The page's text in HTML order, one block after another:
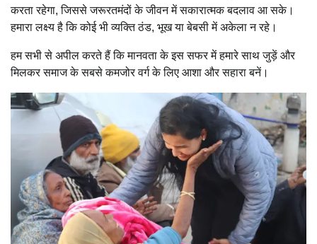
करता रहेगा, जिससे जरूरतमंदों के जीवन में सकारात्मक बदलाव आ सके।
हमारा लक्ष्य है कि कोई भी व्यक्ति ठंड, भूख या बेबसी में अकेला न रहे।
हम सभी से अपील करते हैं कि मानवता के इस सफर में हमारे साथ जुड़ें और
मिलकर समाज के सबसे कमजोर वर्ग के लिए आशा और सहारा बनें।